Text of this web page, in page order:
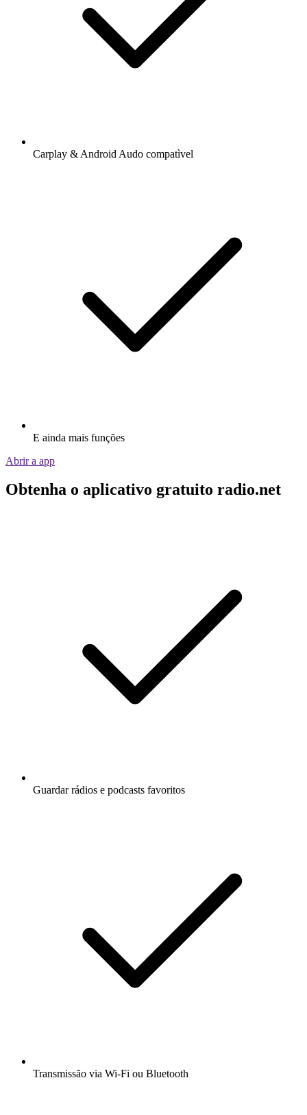
Carplay & Android Audo compatìvel
E ainda mais funções
Abrir a app
Obtenha o aplicativo gratuito radio.net
Guardar rádios e podcasts favoritos
Transmissão via Wi-Fi ou Bluetooth